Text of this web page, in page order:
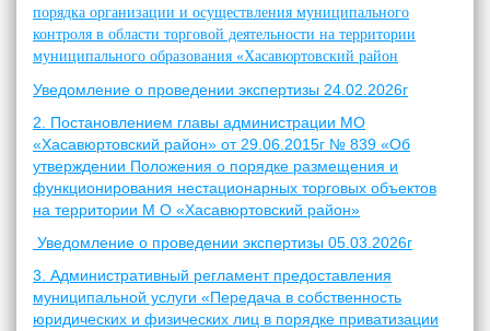
порядка организации и осуществления муниципального
контроля в области торговой деятельности на территории
муниципального образования «Хасавюртовский район
Уведомление о проведении экспертизы 24.02.2026г
2. Постановлением главы администрации МО
«Хасавюртовский район» от 29.06.2015г № 839 «Об
утверждении Положения о порядке размещения и
функционирования нестационарных торговых объектов
на территории М О «Хасавюртовский район»
Уведомление о проведении экспертизы 05.03.2026г
3. Административный регламент предоставления
муниципальной услуги «Передача в собственность
юридических и физических лиц в порядке приватизации